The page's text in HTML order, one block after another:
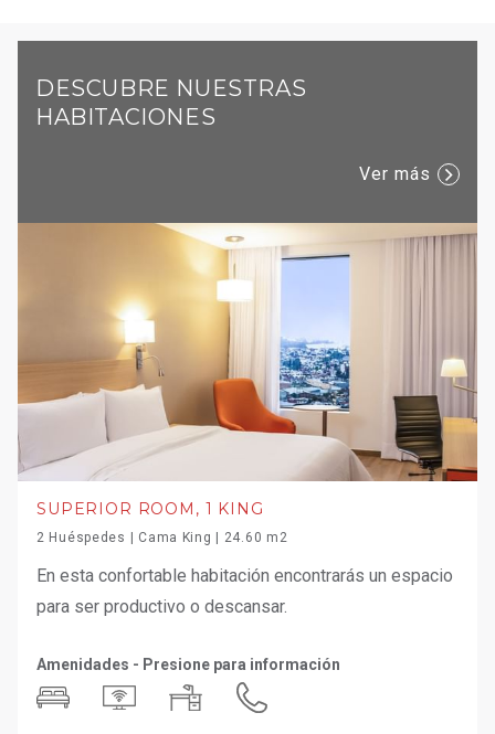
DESCUBRE NUESTRAS
HABITACIONES
Ver más
SUPERIOR ROOM, 1 KING
2 Huéspedes | Cama King | 24.60 m2
En esta confortable habitación encontrarás un espacio
para ser productivo o descansar.
Amenidades - Presione para información